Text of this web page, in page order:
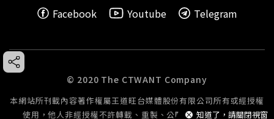
知道了，請關閉視窗
Facebook
Youtube Telegram
© 2020 The CTWANT Company
本網站所刊載內容著作權屬王道旺台媒體股份有限公司所有或經授權
使用，他人非經授權不許轉載、重製、公開播送或公開傳輸。